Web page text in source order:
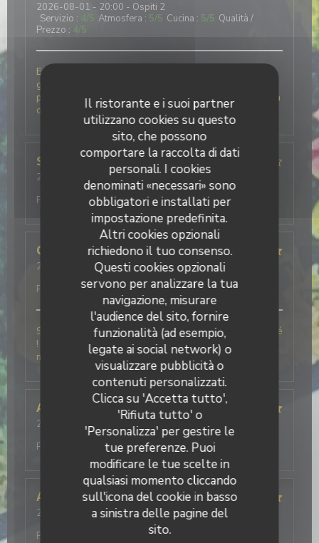
Il ristorante e i suoi partner
utilizzano cookies su questo
sito, che possono
comportare la raccolta di dati
personali. I cookies
denominati «necessari» sono
obbligatori e installati per
impostazione predefinita.
Altri cookies opzionali
richiedono il tuo consenso.
Questi cookies opzionali
servono per analizzare la tua
navigazione, misurare
l'audience del sito, fornire
funzionalità (ad esempio,
legate ai social network) o
visualizzare pubblicità o
contenuti personalizzati.
Clicca su 'Accetta tutto',
'Rifiuta tutto' o
'Personalizza' per gestire le
tue preferenze. Puoi
modificare le tue scelte in
qualsiasi momento cliccando
sull'icona del cookie in basso
a sinistra delle pagine del
sito.
2026-08-01 - 20:00 - Ospiti 2
Servizio : 4 /5 Atmosfera : 5/5 Cucina : 5/5 Qualità /
Prezzo : 4/5
Excellent accueil, beaucoup d'humour et de
générosité pour une vraie cuisine italienne avec des
produits frais. La glace basilic citron du fraggola est à
deguster à tout prix.
SYLVIE
M
2026-07-28 - 19:30 - Ospiti 3
4/5 Atmosfera: 4/5 Cucina: 5 /5 Qualità /
Prezzo
Charlotte F
2026-06-06
- 12:30 - Ospiti 6
Atmosfera Cucina /5
Qualità /
Prezzo
/5
Simplement le meilleur restaurant Italien que j’ai testé
! Le personnel était très agréable ce qui a rendu le
moment encore meilleur !
Alison
2026-07-25- 19:30 - Ospiti 4
/5 Atmosfera:3/5 Cucina:5/5 Qualità /
Prezzo
Alain
2026-07-25 - 12:30 - Ospiti 4
5/5 Cucina
Prezzo